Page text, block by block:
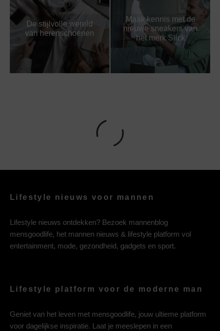
De stijlvolle wereld
van herenschoenen
Maak kennis met de
nieuwe sneakers van
het merk Slick
Lifestyle nieuws voor mannen
Lifestyle nieuws ontdekken? Bezoek mannenblog
mensgoodlife, het mannen nieuws & lifestyle platform vol
entertainment, mode, gezondheid, gadgets en sport.
Lifestyle platform voor de moderne man
Geniet van het leven met mensgoodlife, jouw ultieme platform
voor dagelijkse inspiratie. Laat je meeslepen in een